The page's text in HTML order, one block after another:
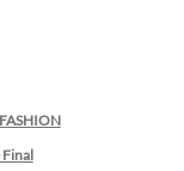
Final